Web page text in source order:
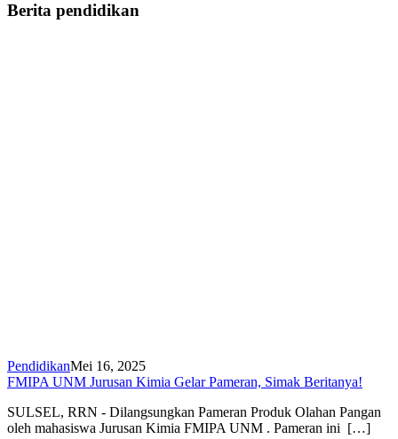
Berita pendidikan
PendidikanMei 16, 2025
FMIPA UNM Jurusan Kimia Gelar Pameran, Simak Beritanya!
SULSEL, RRN - Dilangsungkan Pameran Produk Olahan Pangan
oleh mahasiswa Jurusan Kimia FMIPA UNM . Pameran ini […]